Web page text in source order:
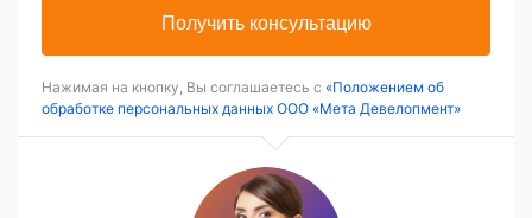
Получить консультацию
Нажимая на кнопку, Вы соглашаетесь с «Положением об
обработке персональных данных ООО «Мета Девелопмент»